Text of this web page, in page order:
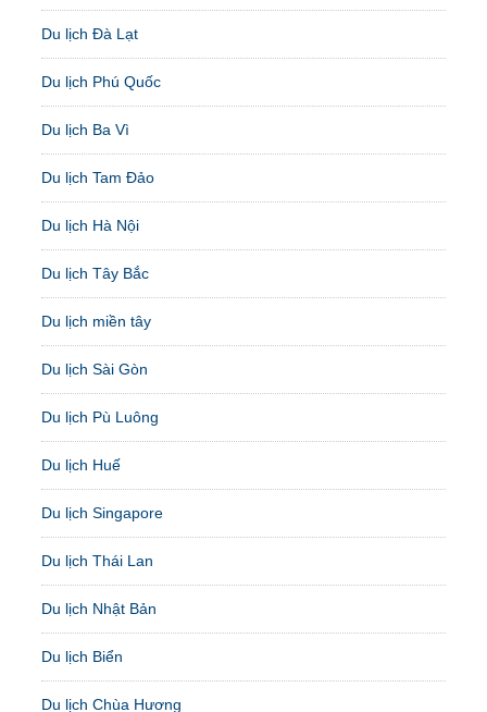
Du lịch Đà Lạt
Du lịch Phú Quốc
Du lịch Ba Vì
Du lịch Tam Đảo
Du lịch Hà Nội
Du lịch Tây Bắc
Du lịch miền tây
Du lịch Sài Gòn
Du lịch Pù Luông
Du lịch Huế
Du lịch Singapore
Du lịch Thái Lan
Du lịch Nhật Bản
Du lịch Biển
Du lịch Chùa Hương